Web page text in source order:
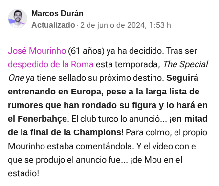
Marcos Durán
Actualizado
2 de junio de 2024, 1:53 h
José Mourinho (61 años) ya ha decidido. Tras ser
despedido de la Roma esta temporada, The Special
Oneya tiene sellado su próximo destino. Seguirá
entrenando en Europa, pese a la larga lista de
rumores que han rondado su figura y lo hará en
el Fenerbahçe. El club turco lo anunció... ¡en mitad
de la final de la Champions! Para colmo, el propio
Mourinho estaba comentándola. Y el vídeo con el
que se produjo el anuncio fue... ¡de Mou en el
estadio!